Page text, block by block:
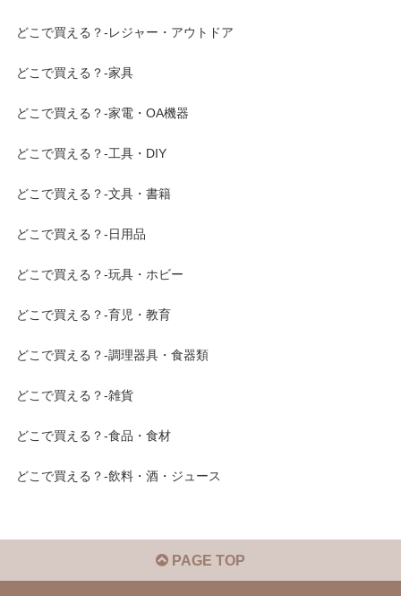
どこで買える？-レジャー・アウトドア
どこで買える？-家具
どこで買える？-家電・OA機器
どこで買える？-工具・DIY
どこで買える？-文具・書籍
どこで買える？-日用品
どこで買える？-玩具・ホビー
どこで買える？-育児・教育
どこで買える？-調理器具・食器類
どこで買える？-雑貨
どこで買える？-食品・食材
どこで買える？-飲料・酒・ジュース
PAGE TOP